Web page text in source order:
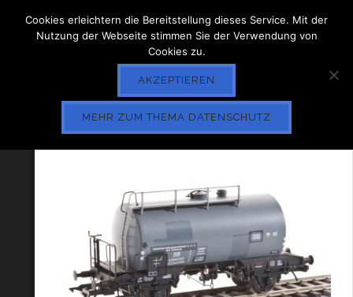
TAG ARCHIVE GÜTERWAGEN
Cookies erleichtern die Bereitstellung dieses Service. Mit der
Nutzung der Webseite stimmen Sie der Verwendung von
Cookies zu.
AKZEPTIEREN
MEHR ZUM THEMA DATENSCHUTZ